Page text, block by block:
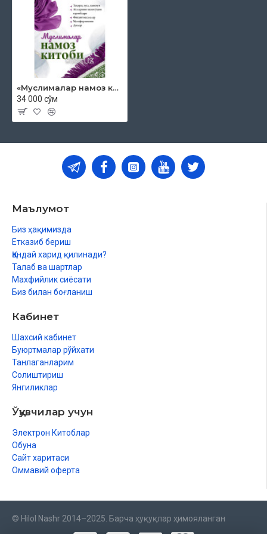
Оятул курсий
Тасбеҳлар
Намозда ўқиладиган зам суралардан намуналар
Саҳв саждаси
Тиловат саждаси
Бемор аёлнинг намоз ўқиши
Аёлларнинг имомга иқтидо қилиб намоз ўқиши
Мусофир намози
Тўртинчи боб. Дуолар
Манба ва адабиётлар рўйхати
«Муслималар намоз китоби» (кирилл, катта ҳажмда)
34 000 сўм
Маълумот
Биз ҳақимизда
Етказиб бериш
Қандай харид қилинади?
Талаб ва шартлар
Махфийлик сиёсати
Биз билан боғланиш
Кабинет
Шахсий кабинет
Буюртмалар рўйхати
Танлаганларим
Солиштириш
Янгиликлар
Ўқувчилар учун
Электрон Китоблар
Обуна
Сайт харитаси
Оммавий оферта
© Hilol Nashr 2014–2025. Барча ҳуқуқлар ҳимояланган